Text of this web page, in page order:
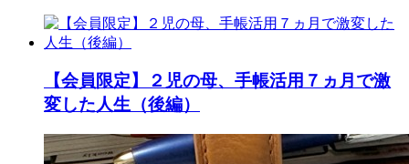
【会員限定】２児の母、手帳活用７ヵ月で激
変した人生（後編）